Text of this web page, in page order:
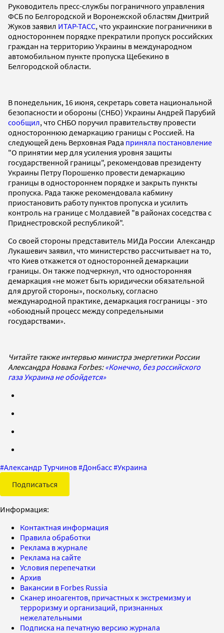
Руководитель пресс-службы пограничного управления
ФСБ по Белгородской и Воронежской областям Дмитрий
Жуков заявил ИТАР-ТАСС, что украинские пограничники в
одностороннем порядке прекратили пропуск российских
граждан на территорию Украины в международном
автомобильном пункте пропуска Щебекино в
Белгородской области.
В понедельник, 16 июня, секретарь совета национальной
безопасности и обороны (СНБО) Украины Андрей Парубий
сообщил, что СНБО поручил правительству провести
одностороннюю демаркацию границы с Россией. На
следующей день Верховная Рада приняла постановление
"О принятии мер для усиления уровня защиты
государственной границы", рекомендовав президенту
Украины Петру Порошенко провести демаркацию
границы в одностороннем порядке и закрыть пункты
пропуска. Рада также рекомендовала кабмину
приостановить работу пунктов пропуска и усилить
контроль на границе с Молдавией "в районах соседства с
Приднестровской республикой".
Со своей стороны представитель МИДа России Александр
Лукашевич заявил, что министерство рассчитывает на то,
что Киев откажется от односторонней демаркации
границы. Он также подчеркнул, что односторонняя
демаркация «не может быть юридически обязательной
для другой стороны», поскольку, согласно
международной практике, демаркация госграницы - это
«обоюдный процесс между сопредельными
государствами».
Читайте также интервью министра энергетики России
Александра Новака Forbes:«Конечно, без российского
газа Украина не обойдется»
#Александр Турчинов#Донбасс#Украина
Подписаться
Информация:
Контактная информация
Правила обработки
Реклама в журнале
Реклама на сайте
Условия перепечатки
Архив
Вакансии в Forbes Russia
Сканер иноагентов, причастных к экстремизму и
терроризму и организаций, признанных
нежелательными
Подписка на печатную версию журнала